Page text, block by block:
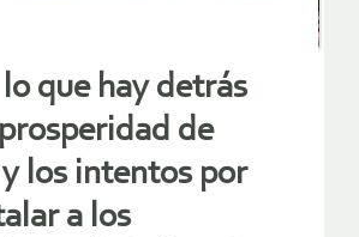
que hay detrás
de
los intentos por
a los